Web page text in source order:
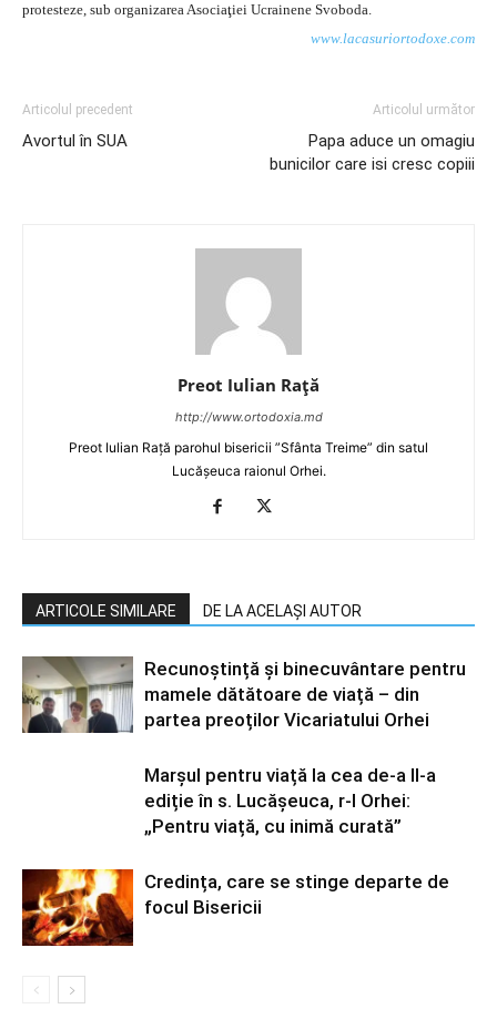
protesteze, sub organizarea Asociaţiei Ucrainene Svoboda.
www.lacasuriortodoxe.com
Articolul precedent
Avortul în SUA
Articolul următor
Papa aduce un omagiu
bunicilor care isi cresc copiii
Preot Iulian Raţă
http://www.ortodoxia.md
Preot Iulian Rață parohul bisericii ”Sfânta Treime” din satul
Lucășeuca raionul Orhei.
ARTICOLE SIMILARE DE LA ACELAȘI AUTOR
Recunoștință și binecuvântare pentru
mamele dătătoare de viață – din
partea preoților Vicariatului Orhei
Marșul pentru viață la cea de-a II-a
ediție în s. Lucășeuca, r-l Orhei:
„Pentru viață, cu inimă curată”
Credința, care se stinge departe de
focul Bisericii